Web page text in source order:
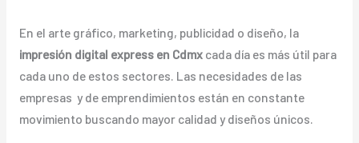
En el arte gráfico, marketing, publicidad o diseño, la
impresión digital express en Cdmxcada día es más útil para
cada uno de estos sectores. Las necesidades de las
empresas y de emprendimientos están en constante
movimiento buscando mayor calidad y diseños únicos.